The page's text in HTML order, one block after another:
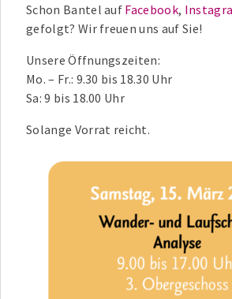
Schon Bantel auf Facebook,
gefolgt? Wir freuen uns auf Sie!
Unsere Öffnungszeiten:
Mo. – Fr.: 9.30 bis 18.30 Uhr
Sa: 9 bis 18.00 Uhr
Solange Vorrat reicht.